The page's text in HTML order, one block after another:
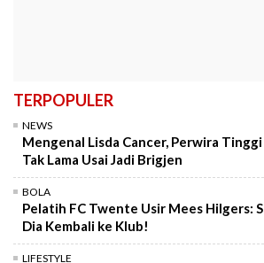
TERPOPULER
NEWS
Mengenal Lisda Cancer, Perwira
Tak Lama Usai Jadi Brigjen
BOLA
Pelatih FC Twente Usir Mees Hilgers:
Dia Kembali ke Klub!
LIFESTYLE